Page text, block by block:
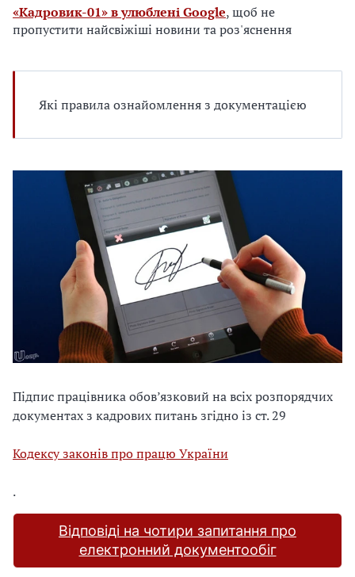
«Кадровик-01» в улюблені Google, щоб не
пропустити найсвіжіші новини та роз'яснення
Які правила ознайомлення з документацією
Підпис працівника обов’язковий на всіх розпорядчих
документах з кадрових питань згідно із ст. 29
Кодексу законів про працю України
.
Відповіді на чотири запитання про
електронний документообіг